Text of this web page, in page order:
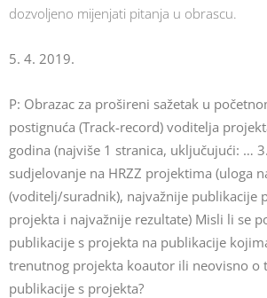
dozvoljeno mijenjati pitanja u obrascu.
5. 4. 2019.
P: Obrazac za prošireni sažetak u
postignuća (Track-record) voditelja
godina (najviše 1 stranica, uključujući: …
sudjelovanje na HRZZ projektima (uloga
(voditelj/suradnik), najvažnije publikacije
projekta i najvažnije rezultate) Misli li se
publikacije s projekta na publikacije
trenutnog projekta koautor ili neovisno o
publikacije s projekta?